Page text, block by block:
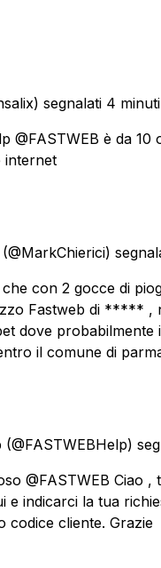
segnalati 4
@FASTWEB è da
internet
(@MarkChierici)
con 2 gocce di
Fastweb di ***** ,
dove probabilmente
il comune di
(@FASTWEBHelp)
@FASTWEB Ciao ,
e indicarci la tua
codice cliente. Grazie